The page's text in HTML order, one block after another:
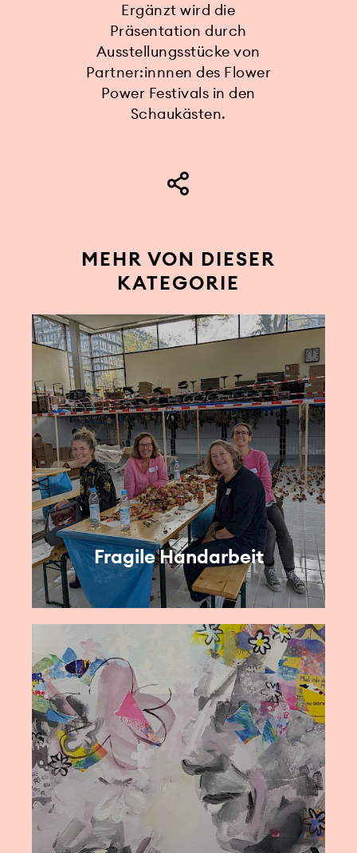
Ergänzt wird die
Präsentation durch
Ausstellungsstücke von
Partner:innnen des Flower
Power Festivals in den
Schaukästen.
MEHR VON DIESER
KATEGORIE
Fragile Handarbeit